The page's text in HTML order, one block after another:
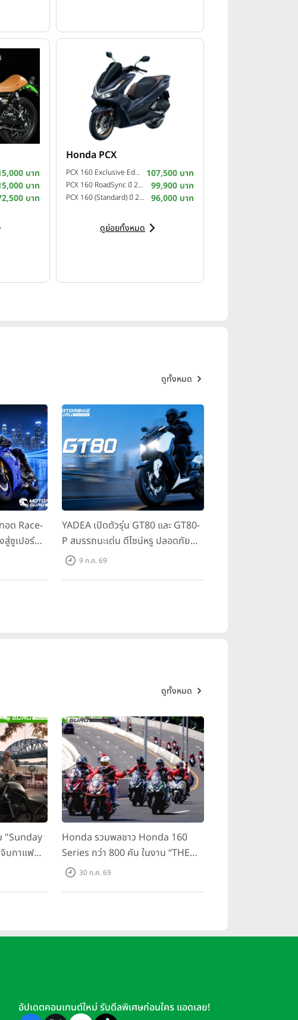
ซึ่งมีกำหนดเปิดตัวในฐานะเอเจนต์ใหม่
บาท
บาท
บาท
Honda PCX
PCX 160 Exclusive Edition ปี 2025 107,500 บาท
PCX 160 RoadSync ปี 2025 99,900 บาท
PCX 160 (Standard) ปี 2025 96,000 บาท
ดูย่อยทั้งหมด
ดูทั้งหมด
อด Race-
สู่ซูเปอร์
จริง ใน
YADEA เปิดตัวรุ่น GT80 และ GT80-
P สมรรถนะเด่น ดีไซน์หรู ปลอดภัย
ราคาเข้าถึงง่าย จดทะเบียนได้ มี 3 สี
9 ก.ค. 69
ดูทั้งหมด
"Sunday
บกาแฟ
และขับขี่
Honda รวมพลชาว Honda 160
Series กว่า 800 คัน ในงาน “THE
ONE-SIXTI-ER ตัวจริง 160 RIDE
30 ก.ค. 69
อัปเดตคอนเทนต์ใหม่ รับดีลพิเศษก่อนใคร แอดเลย!